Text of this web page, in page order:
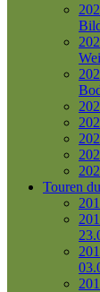
Touren